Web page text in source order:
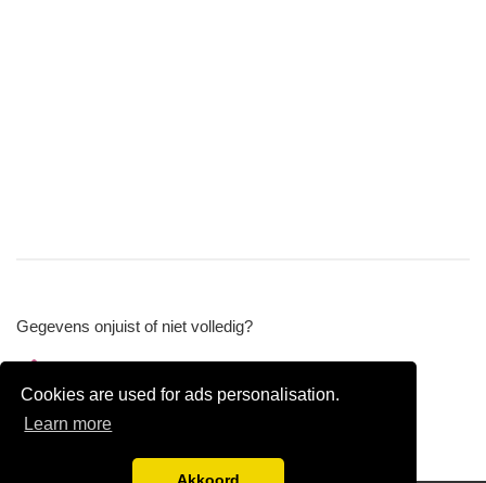
Cookies are used for ads personalisation.
Learn more
Gegevens onjuist of niet volledig?